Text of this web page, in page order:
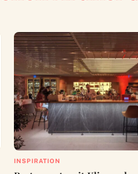
INSPIRATION